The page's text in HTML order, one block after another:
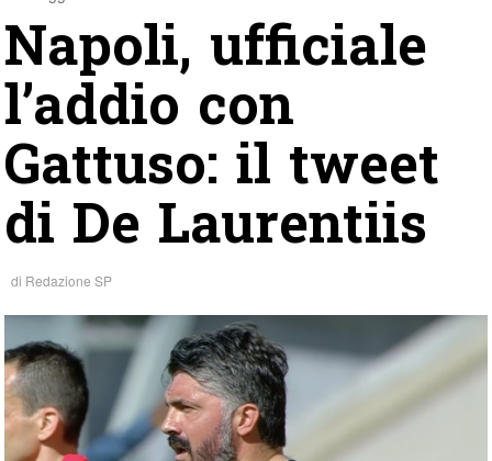
Napoli, ufficiale
l’addio con
Gattuso: il tweet
di De Laurentiis
di Redazione SP